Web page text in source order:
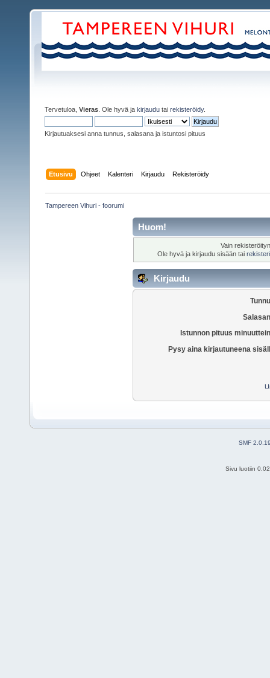
Tervetuloa, Vieras . Ole hyvä ja kirjaudu tai rekisteröidy.
Kirjautuaksesi anna tunnus, salasana ja istuntosi pituus
Etusivu Ohjeet Kalenteri Kirjaudu Rekisteröidy
Tampereen Vihuri - foorumi
Huom!
Vain
Ole hyvä ja kirjaudu sisään tai
Kirjaudu
Istunnon pituus
Pysy aina kirjautuneena
SMF
Sivu luotiin